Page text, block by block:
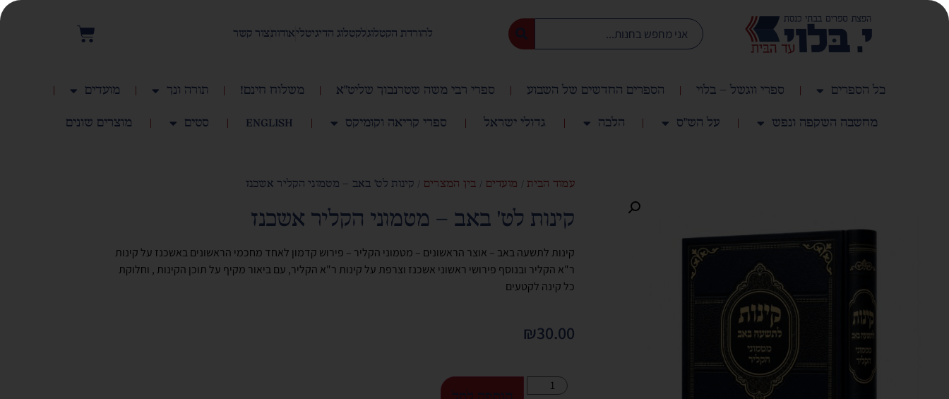
להורדת הקטלוג לקטלוג הדיגיטלי אודות צור קשר
כל הספרים ספרי ווגשל – בלוי הספרים החדשים של השבוע ספרי רבי משה שטרנבוך שליט"א משלוח חינם! תורה ונך מועדים
מחשבה השקפה ונפש על הש"ס הלכה גדולי ישראל ספרי קריאה וקומיקס English סטים מוצרים שונים
עמוד הבית/ מועדים / בין המצרים / קינות לט' באב – מטמוני הקליר אשכנז
קינות לט' באב – מטמוני הקליר אשכנז
קינות לתשעה באב – אוצר הראשונים – מטמוני הקליר – פירוש קדמון לאחד מחכמי הראשונים באשכנז על קינות
ר"א הקליר ובנוסף פירושי ראשוני אשכנז וצרפת על קינות ר"א הקליר, עם ביאור מקיף על תוכן הקינות , וחלוקת
כל קינה לקטעים
₪30.00